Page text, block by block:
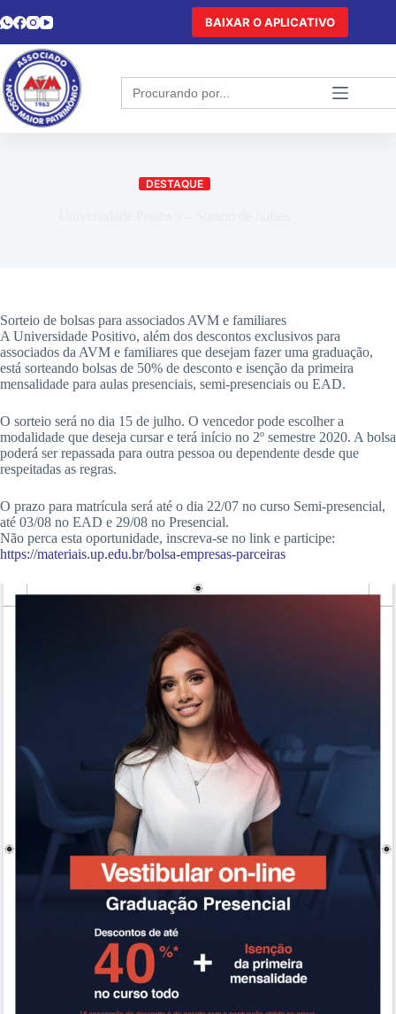
BAIXAR O APLICATIVO
Search
for:
DESTAQUE
Sorteio de bolsas para associados AVM e familiares
A Universidade Positivo, além dos descontos exclusivos para
associados da AVM e familiares que desejam fazer uma graduação,
está sorteando bolsas de 50% de desconto e isenção da primeira
mensalidade para aulas presenciais, semi-presenciais ou EAD.
O sorteio será no dia 15 de julho. O vencedor pode escolher a
modalidade que deseja cursar e terá início no 2º semestre 2020. A bolsa
poderá ser repassada para outra pessoa ou dependente desde que
respeitadas as regras.
O prazo para matrícula será até o dia 22/07 no curso Semi-presencial,
até 03/08 no EAD e 29/08 no Presencial.
Não perca esta oportunidade, inscreva-se no link e participe:
https://materiais.up.edu.br/bolsa-empresas-parceiras